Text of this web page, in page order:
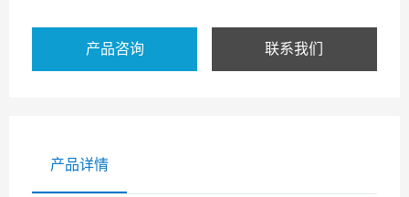
产品咨询 联系我们
产品详情